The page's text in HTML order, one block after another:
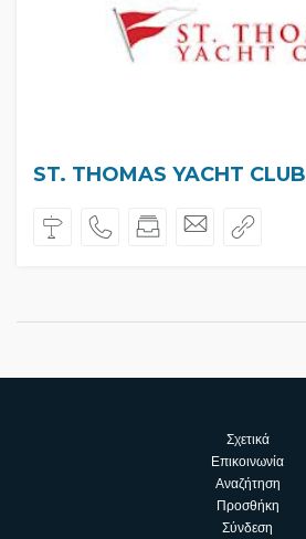
ST. THOMAS YACHT CLUB
Σχετικά
Επικοινωνία
Αναζήτηση
Προσθήκη
Σύνδεση